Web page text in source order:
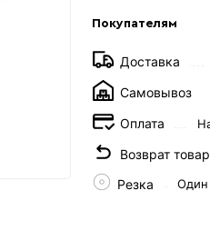
Покупателям
Доставка
Самовывоз
Оплата
Возврат
Резка Один